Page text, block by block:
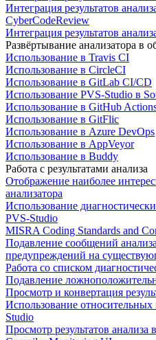
Интеграция результатов
CyberCodeReview
Интеграция результатов
Развёртывание анализатора в
Использование в Travis CI
Использование в CircleCI
Использование в GitLab CI/CD
Использование PVS-Studio в
Использование в GitHub
Использование в GitFlic
Использование в Azure DevOps
Использование в AppVeyor
Использование в Buddy
Работа с результатами анализа
Отображение наиболее
анализатора
Использование
PVS-Studio
MISRA Coding Standards and
Подавление сообщений
предупреждений на
Работа со списком
Подавление
Просмотр и конвертация
Использование
Studio
Просмотр результатов